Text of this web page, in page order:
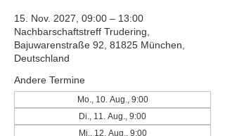
15. Nov. 2027, 09:00 – 13:00
Nachbarschaftstreff Trudering,
Bajuwarenstraße 92, 81825 München,
Deutschland
Andere Termine
Mo., 10. Aug., 9:00
Di., 11. Aug., 9:00
Mi., 12. Aug., 9:00